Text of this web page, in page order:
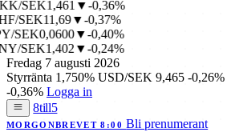
SEK1,461▼-0,36%
SEK11,69▼-0,37%
SEK0,0600▼-0,40%
SEK1,402▼-0,24%
Fredag 7 augusti 2026
Styrränta 1,750% USD/SEK 9,465 -0,26%
-0,36% Logga in
8till5
MORGONBREVET 8:00 Bli prenumerant